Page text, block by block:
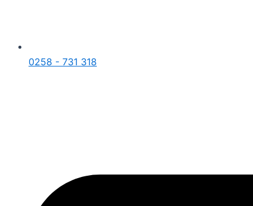
0258 - 731 318